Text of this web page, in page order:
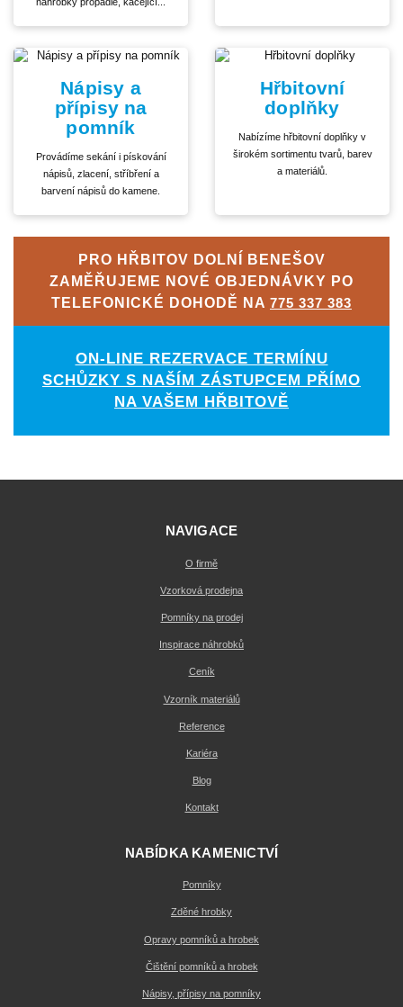
Nápisy a
přípisy na
pomník
Provádíme sekání i pískování
nápisů, zlacení, stříbření a
barvení nápisů do kamene.
Hřbitovní
doplňky
Nabízíme hřbitovní doplňky v
širokém sortimentu tvarů, barev
a materiálů.
PRO HŘBITOV DOLNÍ BENEŠOV
ZAMĚŘUJEME NOVÉ OBJEDNÁVKY PO
TELEFONICKÉ DOHODĚ NA 775 337 383
ON-LINE REZERVACE TERMÍNU
SCHŮZKY S NAŠÍM ZÁSTUPCEM PŘÍMO
NA VAŠEM HŘBITOVĚ
NAVIGACE
O firmě
Vzorková prodejna
Pomníky na prodej
Inspirace náhrobků
Ceník
Vzorník materiálů
Reference
Kariéra
Blog
Kontakt
NABÍDKA KAMENICTVÍ
Pomníky
Zděné hrobky
Opravy pomníků a hrobek
Čištění pomníků a hrobek
Nápisy, přípisy na pomníky